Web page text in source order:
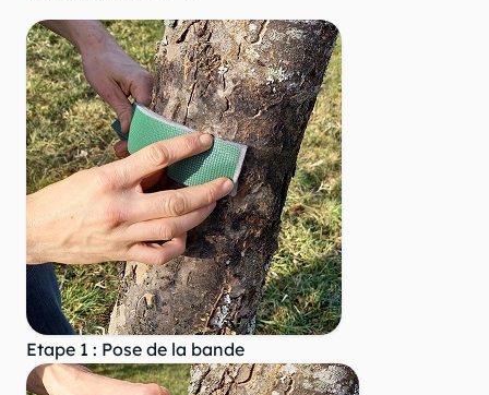
Etape 1 : Pose de la bande